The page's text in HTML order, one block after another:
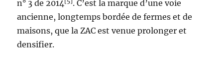
n° 3 de 2014
. C’est la marque d’une voie
ancienne, longtemps bordée de fermes et de
maisons, que la ZAC est venue prolonger et
densifier.